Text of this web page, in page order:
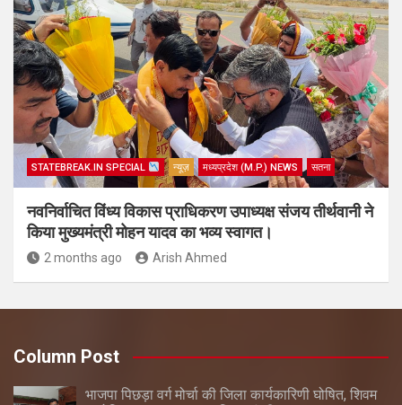
STATEBREAK.IN SPECIAL न्यूज़ मध्यप्रदेश (M.P.) NEWS सतना
नवनिर्वाचित विंध्य विकास प्राधिकरण उपाध्यक्ष संजय तीर्थवानी ने
किया मुख्यमंत्री मोहन यादव का भव्य स्वागत।
2 months ago Arish Ahmed
Column Post
भाजपा पिछड़ा वर्ग मोर्चा की जिला कार्यकारिणी घोषित, शिवम